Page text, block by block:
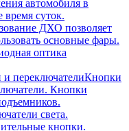
автомобиля в
время суток.
ДХО позволяет
основные фары.
оптика
переключателиКнопки
Кнопки
света.
кнопки.